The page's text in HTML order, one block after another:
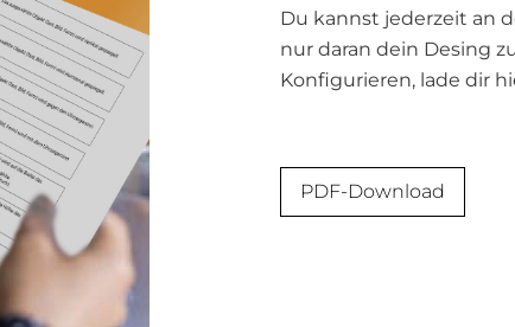
Du kannst jederzeit an
nur daran dein Desing
Konfigurieren, lade dir
PDF-Download